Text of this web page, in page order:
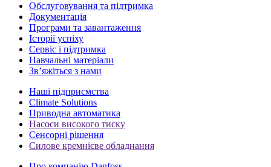
Обслуговування та підтримка
Документація
Програми та завантаження
Історії успіху
Сервіс і підтримка
Навчальні матеріали
Зв’яжіться з нами
Наші підприємства
Climate Solutions
Приводна автоматика
Насоси високого тиску
Сенсорні рішення
Силове кремнієве обладнання